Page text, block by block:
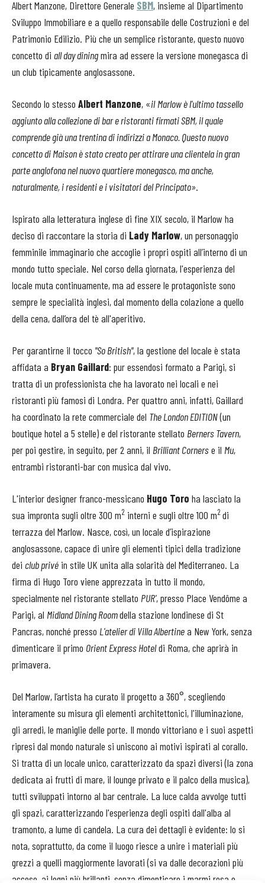
Albert Manzone, Direttore Generale SBM, insieme al Dipartimento
Sviluppo Immobiliare e a quello responsabile delle Costruzioni e del
Patrimonio Edilizio. Più che un semplice ristorante, questo nuovo
concetto di all day diningmira ad essere la versione monegasca di
un club tipicamente anglosassone.
Secondo lo stesso Albert Manzone, «il Marlow è l'ultimo tassello
aggiunto alla collezione di bar e ristoranti firmati SBM, il quale
comprende già una trentina di indirizzi a Monaco. Questo nuovo
concetto di Maison è stato creato per attirare una clientela in gran
parte anglofona nel nuovo quartiere monegasco, ma anche,
naturalmente, i residenti e i visitatori del Principato».
Ispirato alla letteratura inglese di fine XIX secolo, il Marlow ha
deciso di raccontare la storia di Lady Marlow, un personaggio
femminile immaginario che accoglie i propri ospiti all’interno di un
mondo tutto speciale. Nel corso della giornata, l'esperienza del
locale muta continuamente, ma ad essere le protagoniste sono
sempre le specialità inglesi, dal momento della colazione a quello
della cena, dall’ora del tè all'aperitivo.
Per garantirne il tocco "So British", la gestione del locale è stata
affidata a Bryan Gaillard: pur essendosi formato a Parigi, si
tratta di un professionista che ha lavorato nei locali e nei
ristoranti più famosi di Londra. Per quattro anni, infatti, Gaillard
ha coordinato la rete commerciale del The London EDITION(un
boutique hotel a 5 stelle) e del ristorante stellato Berners Tavern,
per poi gestire, in seguito, per 2 anni, il Brilliant Cornerse il Mu,
entrambi ristoranti-bar con musica dal vivo.
L'interior designer franco-messicano Hugo Toro ha lasciato la
sua impronta sugli oltre 300 m2 interni e sugli oltre 100 m2 di
terrazza del Marlow. Nasce, così, un locale d’ispirazione
anglosassone, capace di unire gli elementi tipici della tradizione
dei club privé in stile UK unita alla solarità del Mediterraneo. La
firma di Hugo Toro viene apprezzata in tutto il mondo,
specialmente nel ristorante stellato PUR', presso Place Vendôme a
Parigi, al Midland Dining Roomdella stazione londinese di St
Pancras, nonché presso L'atelier di Villa Albertinea New York, senza
dimenticare il primo Orient Express Hoteldi Roma, che aprirà in
primavera.
Del Marlow, l’artista ha curato il progetto a 360°, scegliendo
interamente su misura gli elementi architettonici, l'illuminazione,
gli arredi, le maniglie delle porte. Il mondo vittoriano e i suoi aspetti
ripresi dal mondo naturale si uniscono ai motivi ispirati al corallo.
Si tratta di un locale unico, caratterizzato da spazi diversi (la zona
dedicata ai frutti di mare, il lounge privato e il palco della musica),
tutti sviluppati intorno al bar centrale. La luce calda avvolge tutti
gli spazi, caratterizzando l'esperienza degli ospiti dall'alba al
tramonto, a lume di candela. La cura dei dettagli è evidente: lo si
nota, soprattutto, da come il luogo riesce a unire i materiali più
grezzi a quelli maggiormente lavorati (si va dalle decorazioni più
accese, ai legni più brillanti, senza dimenticare i marmi rosa e